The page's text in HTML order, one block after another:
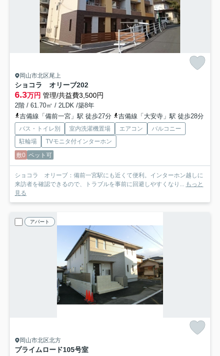
岡山市北区尾上
ショコラ オリーブ202
6.3万円 管理/共益費3,500円
2階 / 61.70㎡ / 2LDK /築8年
吉備線「備前一宮」駅 徒歩27分
吉備線「大安寺」駅 徒歩28分
バス・トイレ別 室内洗濯機置場 エアコン
バルコニー
駐輪場
TVモニタ付インターホン
敷0 ペット可
ショコラ オリーブ：備前一宮駅にも近くて便利。インターホン越しに
来訪者を確認できるので、トラブルを事前に回避しやすくなり... もっと
見る
アパート
岡山市北区北方
プライムロード105号室